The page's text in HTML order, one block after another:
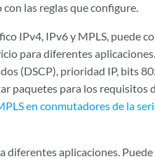
las reglas que configure.
IPv4, IPv6 y MPLS, puede
para diferentes
(DSCP), prioridad IP, bits
paquetes para los requisitos
en conmutadores de la
diferentes aplicaciones.